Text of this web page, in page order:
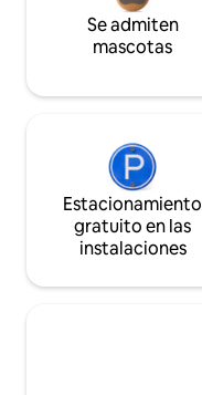
Se admiten
mascotas
Estacionamiento
gratuito en las
instalaciones